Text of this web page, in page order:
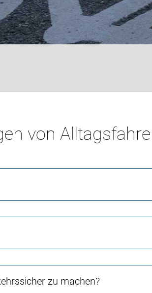
von
zu machen?